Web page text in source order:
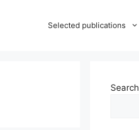
Selected publications
Search